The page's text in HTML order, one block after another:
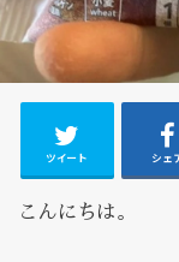
ツイート シェ
こんにちは。